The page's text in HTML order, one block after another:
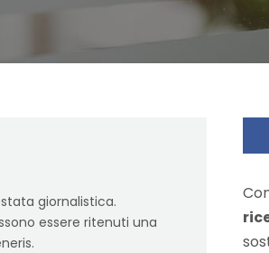
giornalistica.
essere ritenuti una